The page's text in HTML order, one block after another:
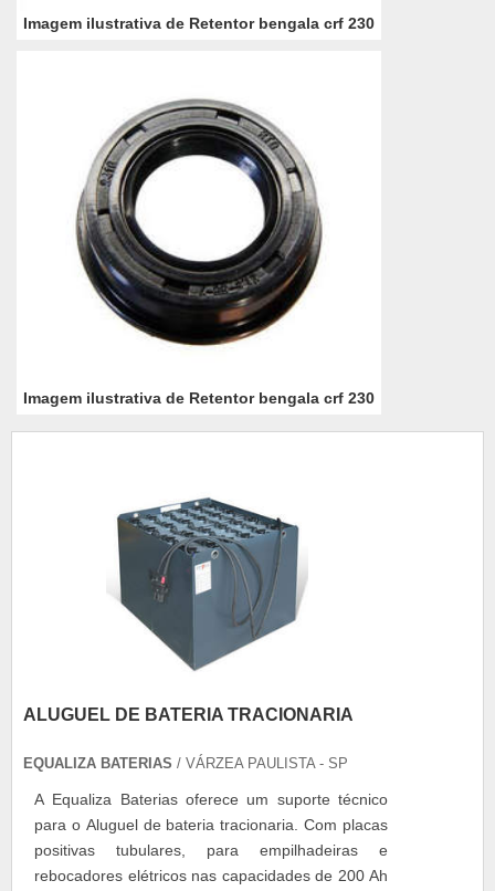
Imagem ilustrativa de Retentor bengala crf 230
Imagem ilustrativa de Retentor bengala crf 230
ALUGUEL DE BATERIA TRACIONARIA
EQUALIZA BATERIAS / VÁRZEA PAULISTA - SP
A Equaliza Baterias oferece um suporte técnico
para o Aluguel de bateria tracionaria. Com placas
positivas tubulares, para empilhadeiras e
rebocadores elétricos nas capacidades de 200 Ah